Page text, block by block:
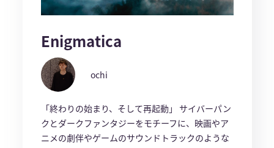
Enigmatica
ochi
「終わりの始まり、そして再起動」 サイバーパン
クとダークファンタジーをモチーフに、映画やア
ニメの劇伴やゲームのサウンドトラックのような